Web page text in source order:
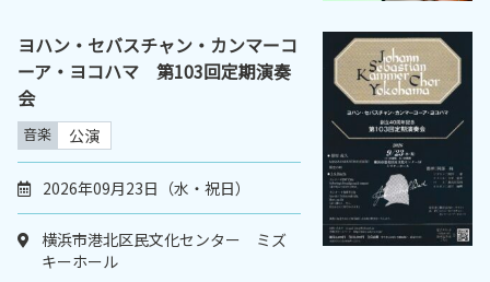
ヨハン・セバスチャン・カンマーコ
ーア・ヨコハマ 第103回定期演奏
会
音楽 公演
2026年09月23日（水・祝日）
横浜市港北区民文化センター ミズ
キーホール